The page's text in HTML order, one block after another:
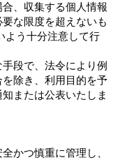
、収集する個人情報
な限度を超えないも
よう十分注意して行
段で、法令により例
除き、利用目的を予
または公表いたしま
かつ慎重に管理し、